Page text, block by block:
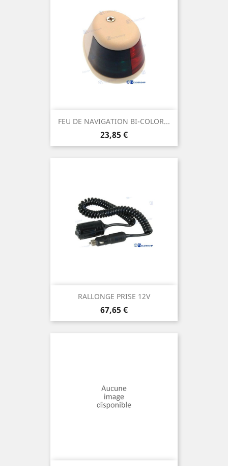
FEU DE NAVIGATION BI-COLOR...
Prix
23,85 €
RALLONGE PRISE 12V
Prix
67,65 €